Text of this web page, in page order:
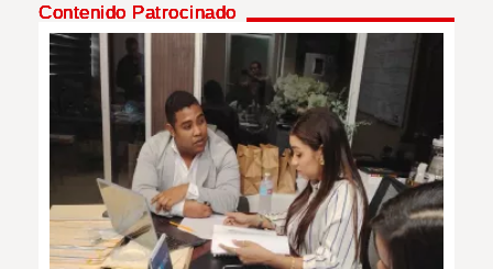
MULTIMEDIA
Contenido Patrocinado